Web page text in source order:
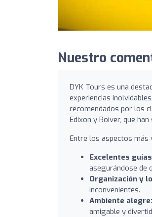
Nuestro
DYK Tours es una
experiencias
recomendados por los
Edixon y Roiver, que
Entre los aspectos más
Excelentes
asegurándose de
Organización y
inconvenientes.
Ambiente alegre:
amigable y